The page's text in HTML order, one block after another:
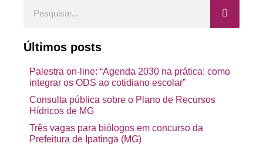
Últimos posts
Palestra on-line: “Agenda 2030 na prática: como
integrar os ODS ao cotidiano escolar”
Consulta pública sobre o Plano de Recursos
Hídricos de MG
Três vagas para biólogos em concurso da
Prefeitura de Ipatinga (MG)